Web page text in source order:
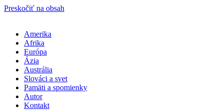
Preskočiť na obsah
Amerika
Afrika
Európa
Ázia
Austrália
Slováci a svet
Pamäti a spomienky
Autor
Kontakt